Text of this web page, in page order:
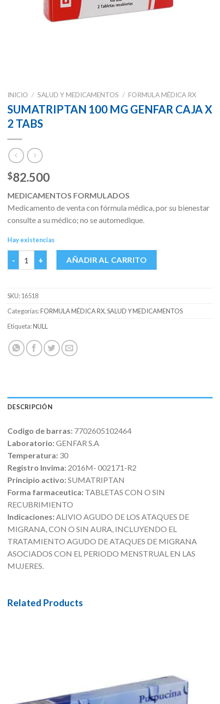
INICIO / SALUD Y MEDICAMENTOS / FORMULA MÉDICA RX
SUMATRIPTAN 100 MG GENFAR CAJA X
2 TABS
$82.500
MEDICAMENTOS FORMULADOS
Medicamento de venta con fórmula médica, por su bienestar
consulte a su médico; no se automedique.
Hay existencias
SUMATRIPTAN 100 MG GENFAR CAJA X 2 TABS cantidad
AÑADIR AL CARRITO
SKU:16518
Categorías:FORMULA MÉDICA RX,SALUD Y MEDICAMENTOS
Etiqueta:NULL
DESCRIPCIÓN
Codigo de barras: 7702605102464
Laboratorio:GENFAR S.A
Temperatura: 30
Registro Invima: 2016M- 002171-R2
Principio activo:SUMATRIPTAN
Forma farmaceutica: TABLETAS CON O SIN
RECUBRIMIENTO
Indicaciones:ALIVIO AGUDO DE LOS ATAQUES DE
MIGRANA, CON O SIN AURA, INCLUYENDO EL
TRATAMIENTO AGUDO DE ATAQUES DE MIGRANA
ASOCIADOS CON EL PERIODO MENSTRUAL EN LAS
MUJERES.
Related Products